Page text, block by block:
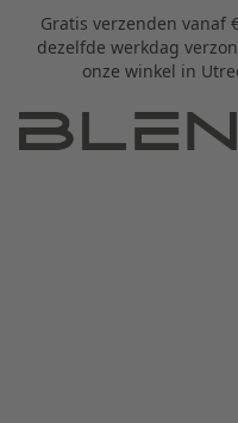
Gratis verzenden vanaf
dezelfde werkdag
onze winkel in